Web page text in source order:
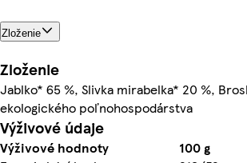
Zloženie
Zloženie
Jablko* 65 %, Slivka mirabelka* 20 %,
ekologického poľnohospodárstva
Výživové údaje
Výživové hodnoty
100 g